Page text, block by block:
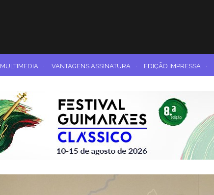
MULTIMEDIA · VANTAGENS ASSINATURA · EDIÇÃO IMPRESSA ·